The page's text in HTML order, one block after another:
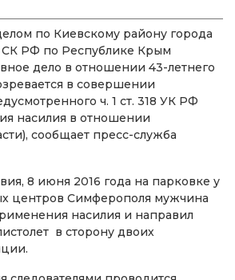
по Киевскому району города
РФ по Республике Крым
дело в отношении 43-летнего
в совершении
ч. 1 ст. 318 УК РФ
насилия в отношении
сообщает пресс-служба
8 июня 2016 года на парковке у
центров Симферополя мужчина
насилия и направил
в сторону двоих